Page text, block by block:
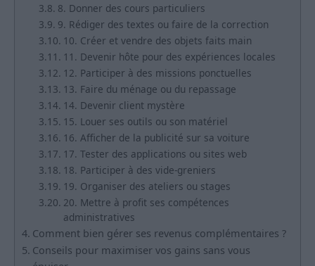
8. Donner des cours particuliers
9. Rédiger des textes ou faire de la correction
10. Créer et vendre des objets faits main
11. Devenir hôte pour des expériences locales
12. Participer à des missions ponctuelles
13. Faire du ménage ou du repassage
14. Devenir client mystère
15. Louer ses outils ou son matériel
16. Afficher de la publicité sur sa voiture
17. Tester des applications ou sites web
18. Participer à des vide-greniers
19. Organiser des ateliers ou stages
20. Mettre à profit ses compétences
administratives
Comment bien gérer ses revenus complémentaires ?
Conseils pour maximiser vos gains sans vous